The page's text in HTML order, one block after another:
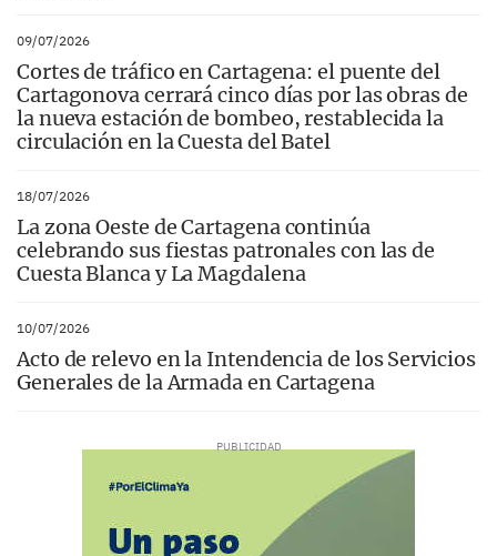
09/07/2026
Cortes de tráfico en Cartagena: el puente del
Cartagonova cerrará cinco días por las obras de
la nueva estación de bombeo, restablecida la
circulación en la Cuesta del Batel
18/07/2026
La zona Oeste de Cartagena continúa
celebrando sus fiestas patronales con las de
Cuesta Blanca y La Magdalena
10/07/2026
Acto de relevo en la Intendencia de los Servicios
Generales de la Armada en Cartagena